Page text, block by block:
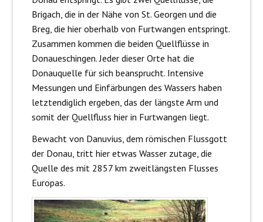
Brigach, die in der Nähe von St. Georgen und die
Breg, die hier oberhalb von Furtwangen entspringt.
Zusammen kommen die beiden Quellflüsse in
Donaueschingen. Jeder dieser Orte hat die
Donauquelle für sich beansprucht. Intensive
Messungen und Einfärbungen des Wassers haben
letztendiglich ergeben, das der längste Arm und
somit der Quellfluss hier in Furtwangen liegt.
Bewacht von Danuvius, dem römischen Flussgott
der Donau, tritt hier etwas Wasser zutage, die
Quelle des mit 2857 km zweitlängsten Flusses
Europas.